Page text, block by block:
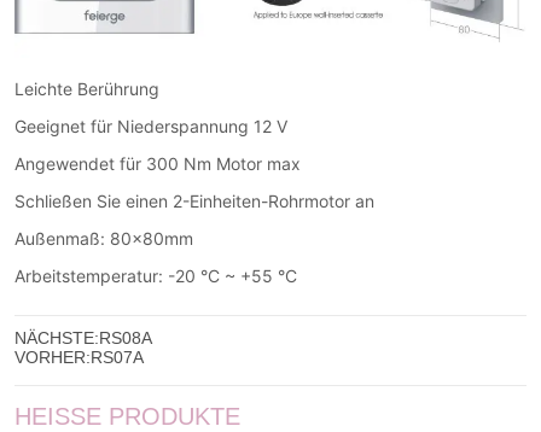
NÄCHSTE:RS08A
VORHER:RS07A
HEISSE PRODUKTE